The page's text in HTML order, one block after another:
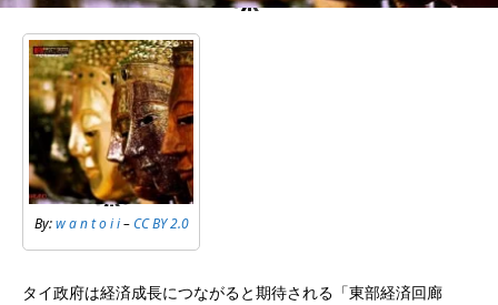
By:w a n t o i i–CC BY 2.0
タイ政府は経済成長につながると期待される「東部経済回廊